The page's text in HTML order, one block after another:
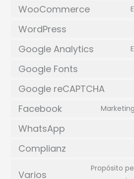
WooCommerce
WordPress
Google Analytics
Google Fonts
Google reCAPTCHA
Facebook
WhatsApp
Complianz
Varios
Propósito